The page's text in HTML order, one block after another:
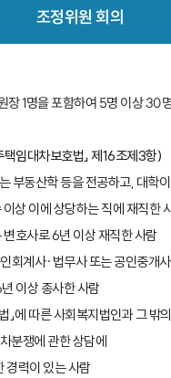
조정위원회의
장 1명을 포함하여 5명 이상 30
택임대차보호법」 제16조제3항)
부동산학 등을 전공하고, 대학
상 이에 상당하는 직에 재직한
호사로 6년 이상 재직한 사람
회계사·법무사 또는 공인중개
이상 종사한 사람
」에 따른 사회복지법인과 그 밖
분쟁에 관한 상담에
력이 있는 사람